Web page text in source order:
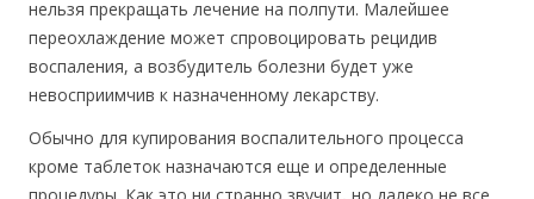
нельзя прекращать лечение на полпути. Малейшее
переохлаждение может спровоцировать рецидив
воспаления, а возбудитель болезни будет уже
невосприимчив к назначенному лекарству.
Обычно для купирования воспалительного процесса
кроме таблеток назначаются еще и определенные